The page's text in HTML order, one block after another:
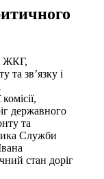
ЖКГ,
та зв’язку і
державного
та
Служби
стан доріг